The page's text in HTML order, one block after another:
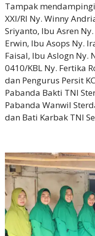
Tampak
XXI/RI Ny. Winny
Sriyanto, Ibu Asren
Erwin, Ibu Asops Ny.
Faisal, Ibu Aslogn Ny.
0410/KBL Ny. Fertika
dan Pengurus Persit
Pabanda Bakti TNI
Pabanda Wanwil
dan Bati Karbak TNI